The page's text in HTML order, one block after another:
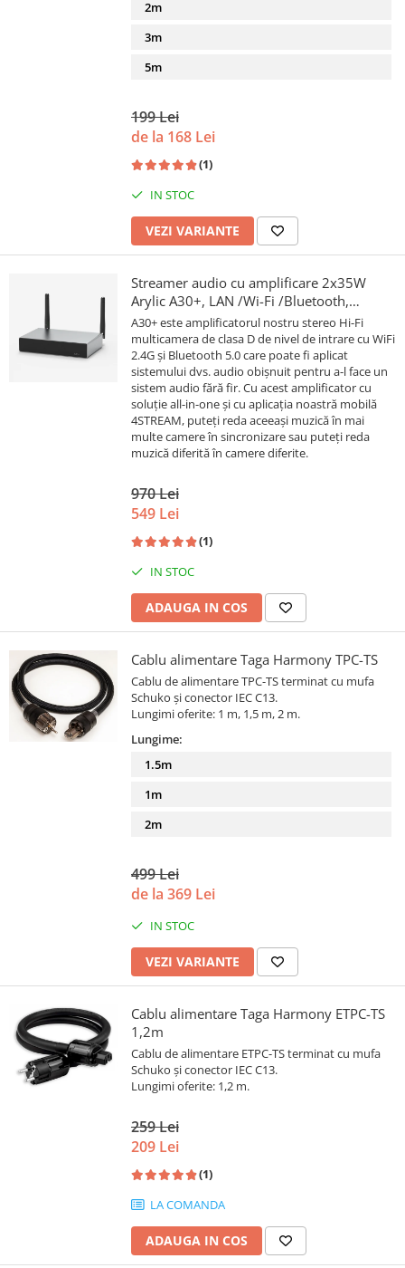
2m
3m
5m
199 Lei
de la 168 Lei
(1)
IN STOC
VEZI VARIANTE
Streamer audio cu amplificare 2x35W
Arylic A30+, LAN /Wi-Fi /Bluetooth,
24bit/192kHz, Multiroom
A30+ este amplificatorul nostru stereo Hi-Fi
multicamera de clasa D de nivel de intrare cu WiFi
2.4G și Bluetooth 5.0 care poate fi aplicat
sistemului dvs. audio obișnuit pentru a-l face un
sistem audio fără fir. Cu acest amplificator cu
soluție all-in-one și cu aplicația noastră mobilă
4STREAM, puteți reda aceeași muzică în mai
multe camere în sincronizare sau puteți reda
muzică diferită în camere diferite.
970 Lei
549 Lei
(1)
IN STOC
ADAUGA IN COS
Cablu alimentare Taga Harmony TPC-TS
Cablu de alimentare TPC-TS terminat cu mufa
Schuko și conector IEC C13.
Lungimi oferite: 1 m, 1,5 m, 2 m.
Lungime:
1.5m
1m
2m
499 Lei
de la 369 Lei
IN STOC
VEZI VARIANTE
Cablu alimentare Taga Harmony ETPC-TS
1,2m
Cablu de alimentare ETPC-TS terminat cu mufa
Schuko și conector IEC C13.
Lungimi oferite: 1,2 m.
259 Lei
209 Lei
(1)
LA COMANDA
ADAUGA IN COS